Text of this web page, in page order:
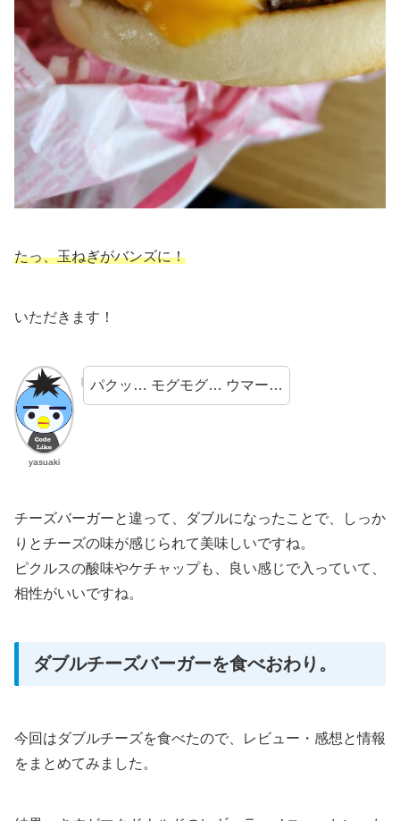
たっ、玉ねぎがバンズに！
いただきます！
yasuaki
パクッ… モグモグ… ウマー…
チーズバーガーと違って、ダブルになったことで、しっか
りとチーズの味が感じられて美味しいですね。
ピクルスの酸味やケチャップも、良い感じで入っていて、
相性がいいですね。
ダブルチーズバーガーを食べおわり。
今回はダブルチーズを食べたので、レビュー・感想と情報
をまとめてみました。